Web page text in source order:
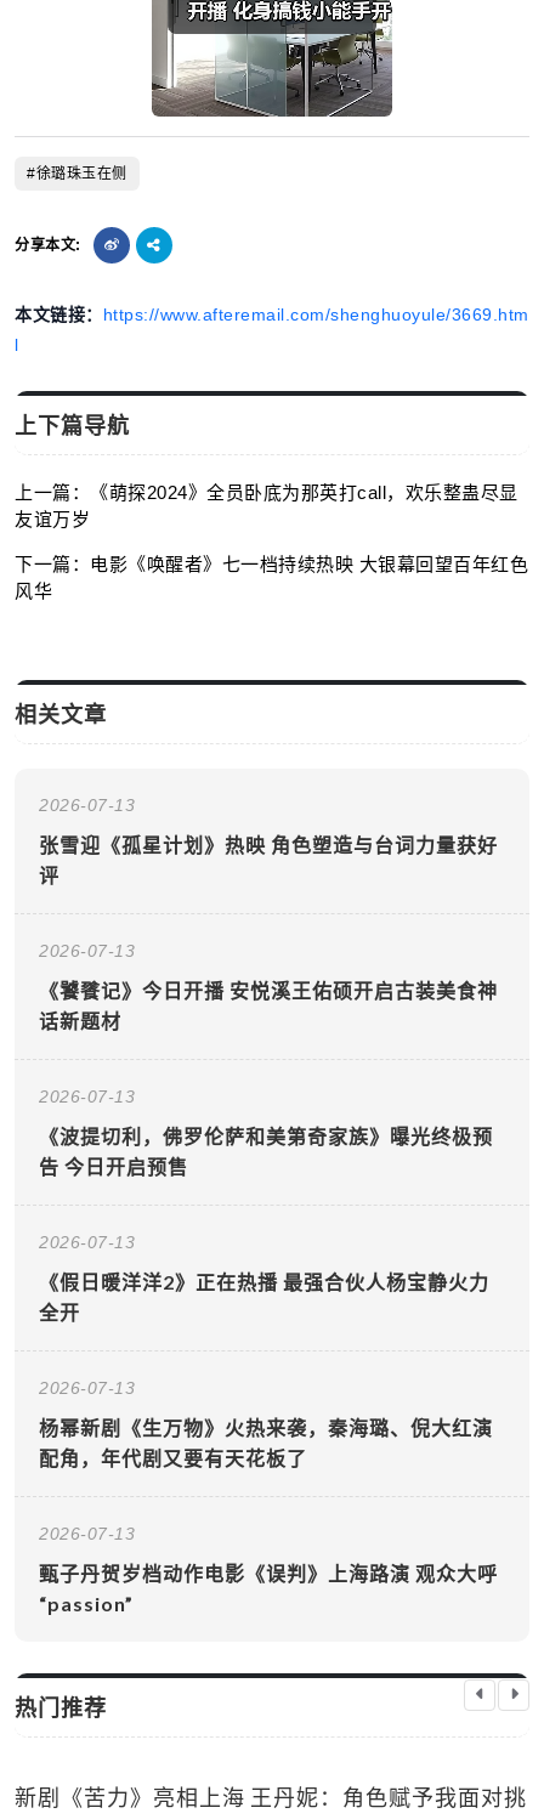
#徐璐珠玉在侧
分享本文:
本文链接： https://www.afteremail.com/shenghuoyule/3669.htm
l
上下篇导航
上一篇：《萌探2024》全员卧底为那英打call，欢乐整蛊尽显
友谊万岁
下一篇：电影《唤醒者》七一档持续热映 大银幕回望百年红色
风华
相关文章
2026-07-13
张雪迎《孤星计划》热映 角色塑造与台词力量获好
评
2026-07-13
《饕餮记》今日开播 安悦溪王佑硕开启古装美食神
话新题材
2026-07-13
《波提切利，佛罗伦萨和美第奇家族》曝光终极预
告 今日开启预售
2026-07-13
《假日暖洋洋2》正在热播 最强合伙人杨宝静火力
全开
2026-07-13
杨幂新剧《生万物》火热来袭，秦海璐、倪大红演
配角，年代剧又要有天花板了
2026-07-13
甄子丹贺岁档动作电影《误判》上海路演 观众大呼
“passion”
热门推荐
生活娱乐
新剧《苦力》亮相上海 王丹妮：角色赋予我面对挑